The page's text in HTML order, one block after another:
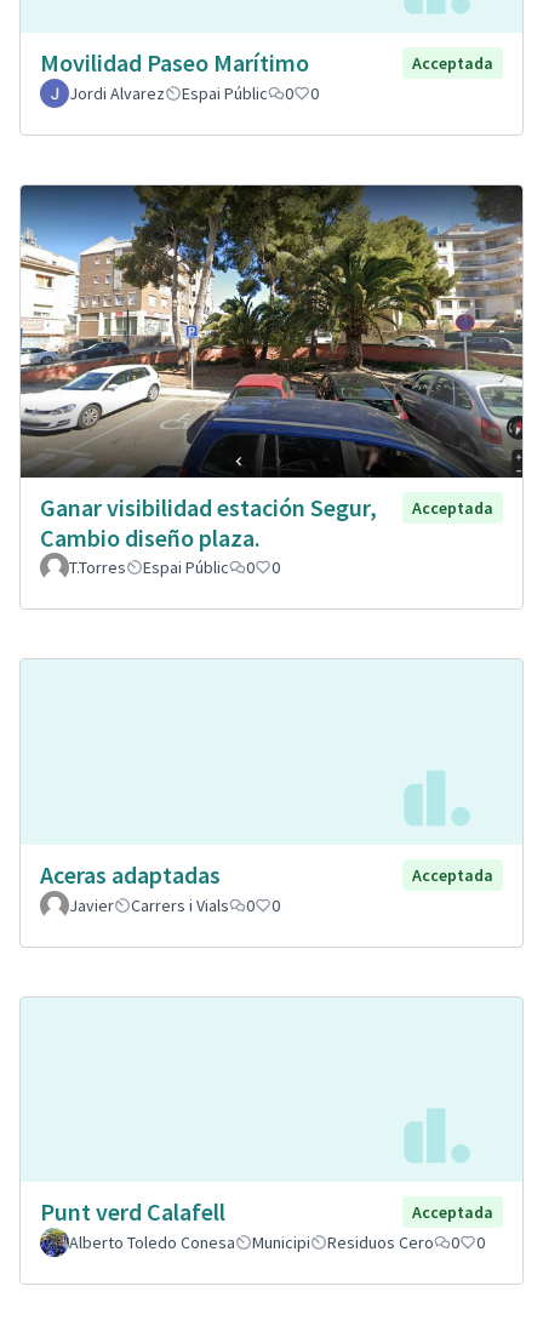
Movilidad Paseo Marítimo
Acceptada
Jordi Alvarez
Espai Públic 0 0
Ganar visibilidad estación Segur,
Cambio diseño plaza.
Acceptada
T.Torres Espai Públic 0 0
Aceras adaptadas
Acceptada
Javier
Carrers i Vials 0 0
Punt verd Calafell
Acceptada
Alberto Toledo Conesa
Municipi Residuos Cero 0 0